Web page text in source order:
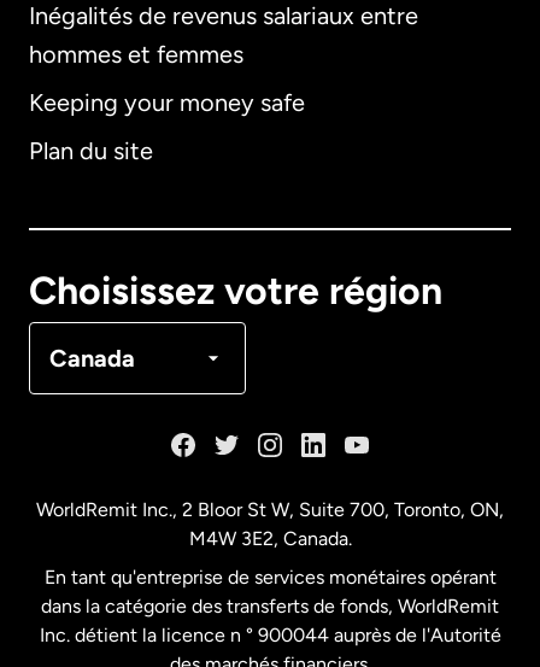
Inégalités de revenus salariaux entre
hommes et femmes
Keeping your money safe
Plan du site
Choisissez votre région
Canada
Allemagne
Français
États-Unis Español
WorldRemit Inc., 2 Bloor St W, Suite 700, Toronto, ON,
M4W 3E2, Canada.
En tant qu'entreprise de services monétaires opérant
dans la catégorie des transferts de fonds, WorldRemit
Inc. détient la licence n ° 900044 auprès de l'Autorité